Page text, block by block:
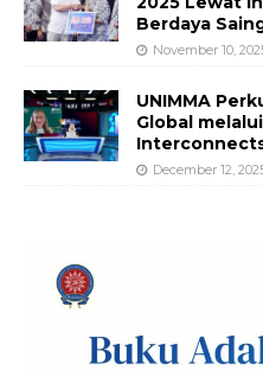
Berdaya
November 10,
UNIMMA
Global
December 12,